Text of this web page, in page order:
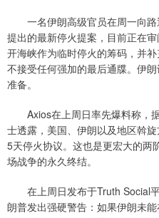
一名伊朗高级官员在周一向路
提出的最新停火提案，目前正在
开海峡作为临时停火的筹码，并
不接受任何强加的最后通牒。伊
准备。
Axios在上周日率先爆料称，
士透露，美国、伊朗以及地区斡
5天停火协议。这也是更宏大的两
场战争的永久终结。
在上周日发布于Truth Social
朗普发出强硬警告：如果伊朗未